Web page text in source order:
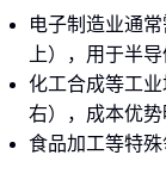
电子制造业通
上），用于半
化工合成等工
右），成本优势
食品加工等特